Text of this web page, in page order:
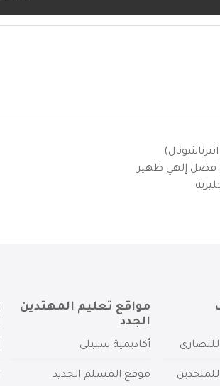
فضل إلهي ظهير
للنصارى
مواقع تعليم المهتدين
الجدد
أكاديمية سبيلي
موقع المسلم الجديد